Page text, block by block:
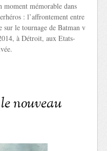
mémorable dans
: l’affrontement entre
sur le tournage de Batman v
à Détroit, aux Etats-
nouveau